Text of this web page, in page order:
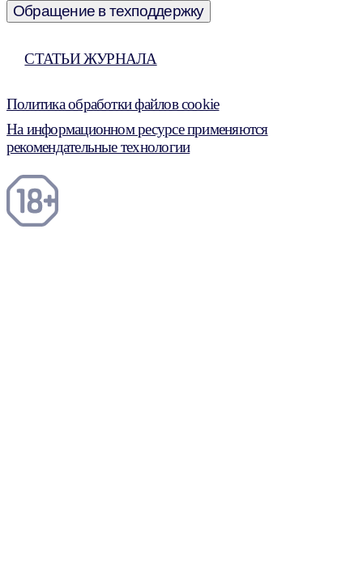
Обращение в техподдержку
СТАТЬИ ЖУРНАЛА
Политика обработки файлов cookie
На информационном ресурсе применяются
рекомендательные технологии